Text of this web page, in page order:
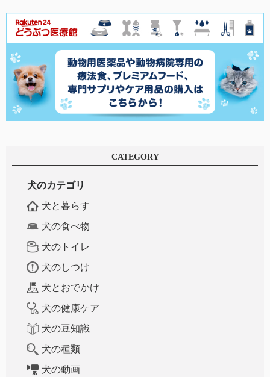
CATEGORY
犬のカテゴリ
犬と暮らす
犬の食べ物
犬のトイレ
犬のしつけ
犬とおでかけ
犬の健康ケア
犬の豆知識
犬の種類
犬の動画